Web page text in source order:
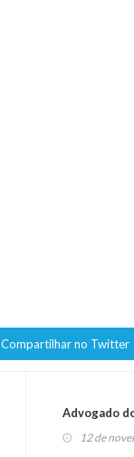
Compartilhar no Twitter
Advogado
12 de